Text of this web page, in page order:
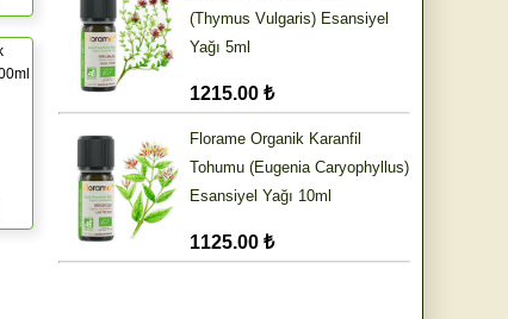
(Thymus Vulgaris) Esansiyel
Yağı 5ml
1215.00 ₺
Florame Organik Karanfil
Tohumu (Eugenia Caryophyllus)
Esansiyel Yağı 10ml
1125.00 ₺